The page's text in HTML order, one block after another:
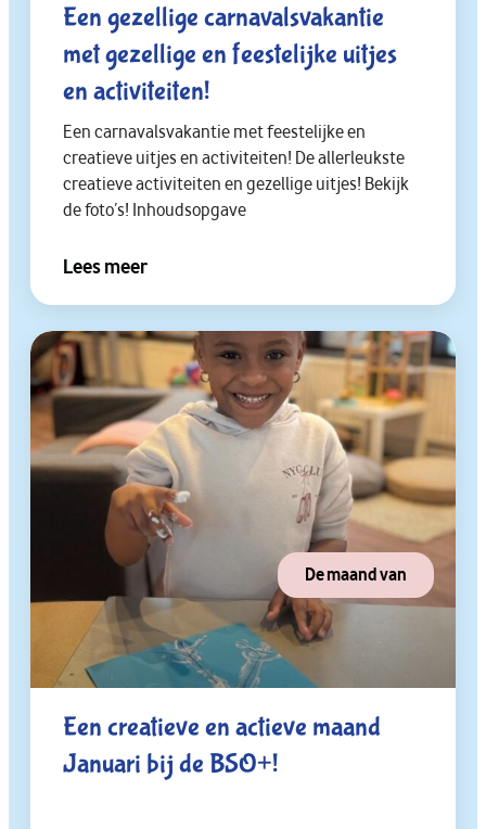
Een gezellige carnavalsvakantie
met gezellige en feestelijke uitjes
en activiteiten!
Een carnavalsvakantie met feestelijke en
creatieve uitjes en activiteiten! De allerleukste
creatieve activiteiten en gezellige uitjes! Bekijk
de foto’s! Inhoudsopgave
Lees meer
De maand van
Een creatieve en actieve maand
Januari bij de BSO+!